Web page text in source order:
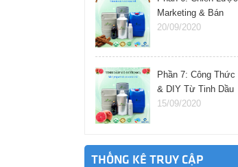
Marketing & Bán
Hàng Tinh Dầu
20/09/2020
Phần 7: Công Thức
& DIY Từ Tinh Dầu
15/09/2020
THỐNG KÊ TRUY CẬP